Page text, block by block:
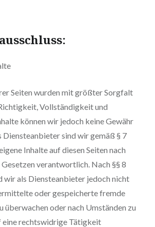
Seiten wurden mit größter Sorgfalt
Vollständigkeit und
können wir jedoch keine Gewähr
Diensteanbieter sind wir gemäß § 7
Inhalte auf diesen Seiten nach
verantwortlich. Nach §§ 8
wir als Diensteanbieter jedoch nicht
oder gespeicherte fremde
überwachen oder nach Umständen zu
eine rechtswidrige Tätigkeit